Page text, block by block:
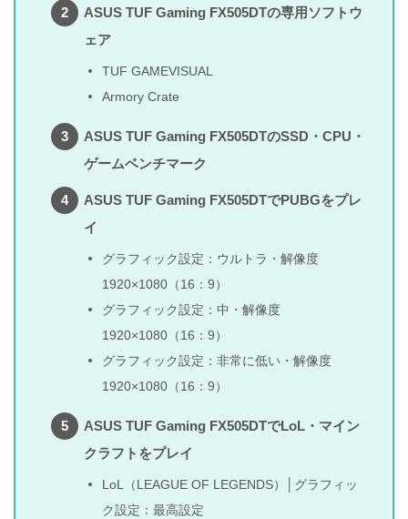
ASUS TUF Gaming FX505DTの専用ソフトウ
ェア
TUF GAMEVISUAL
Armory Crate
ASUS TUF Gaming FX505DTのSSD・CPU・
ゲームベンチマーク
ASUS TUF Gaming FX505DTでPUBGをプレ
イ
グラフィック設定：ウルトラ・解像度
1920×1080（16：9）
グラフィック設定：中・解像度
1920×1080（16：9）
グラフィック設定：非常に低い・解像度
1920×1080（16：9）
ASUS TUF Gaming FX505DTでLoL・マイン
クラフトをプレイ
LoL（LEAGUE OF LEGENDS）│グラフィッ
ク設定：最高設定